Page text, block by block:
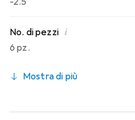
No. di pezzi i
6 pz.
Mostra di più